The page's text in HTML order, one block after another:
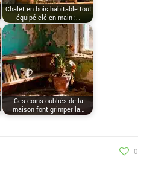
Chalet en bois habitable tout
équipé clé en main :…
Ces coins oubliés de la
maison font grimper la…
0